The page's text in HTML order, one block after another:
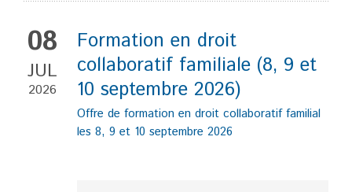
08
JUL
2026
Formation en droit
collaboratif familiale (8, 9 et
10 septembre 2026)
Offre de formation en droit collaboratif familial
les 8, 9 et 10 septembre 2026